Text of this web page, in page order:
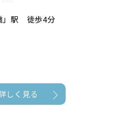
」駅 徒歩4分
しく見る